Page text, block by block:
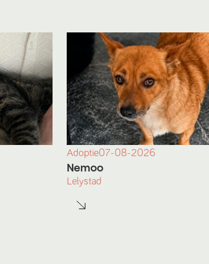
Adoptie07-08-2026
Nemoo
Lelystad